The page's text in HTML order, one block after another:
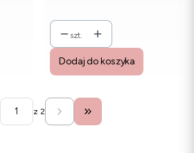
szt.
Dodaj do koszyka
z 2 Przejdź do ostatniej